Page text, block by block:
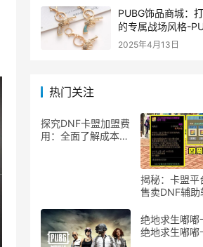
PUBG饰品商城：
的专属战场风格-
戏内饰品购买指南
2025年4月13日
热门关注
探究DNF卡盟加盟费
用：全面了解成本与
揭秘：卡盟平
售卖DNF辅助
市场中的DNF
助工具交易现
绝地求生嘟嘟
绝地求生嘟嘟